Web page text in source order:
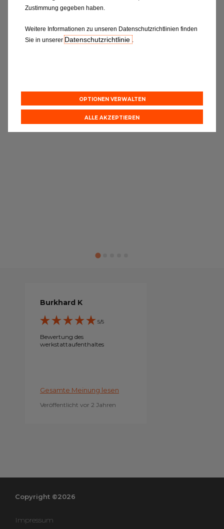
Online-Kostenvoranschlag Online-
Burkhard K
5/5
Bewertung des
werkstattaufenthaltes
Gesamte Meinung lesen
Veröffentlicht vor 2 Jahren
Copyright ©2026
Impressum
Zustimmung gegeben haben.
Weitere Informationen zu unseren Datenschutzrichtlinien finden
Sie in unsererDatenschutzrichtlinie .
OPTIONEN VERWALTEN
ALLE AKZEPTIEREN